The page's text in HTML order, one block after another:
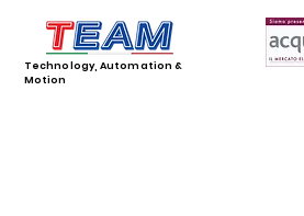
Technology, Automation &
Motion